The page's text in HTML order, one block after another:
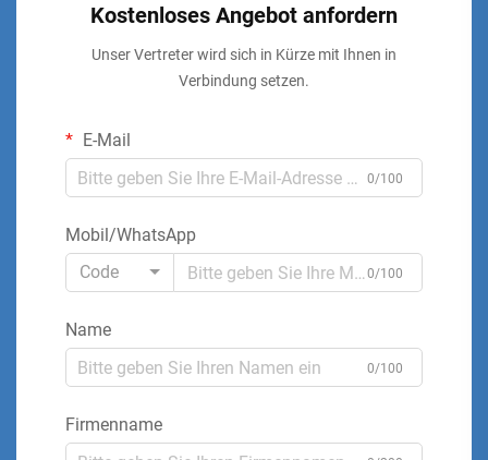
Kostenloses Angebot anfordern
Unser Vertreter wird sich in Kürze mit Ihnen in
Verbindung setzen.
E-Mail
0/100
Mobil/WhatsApp
Code
0/100
Name
0/100
Firmenname